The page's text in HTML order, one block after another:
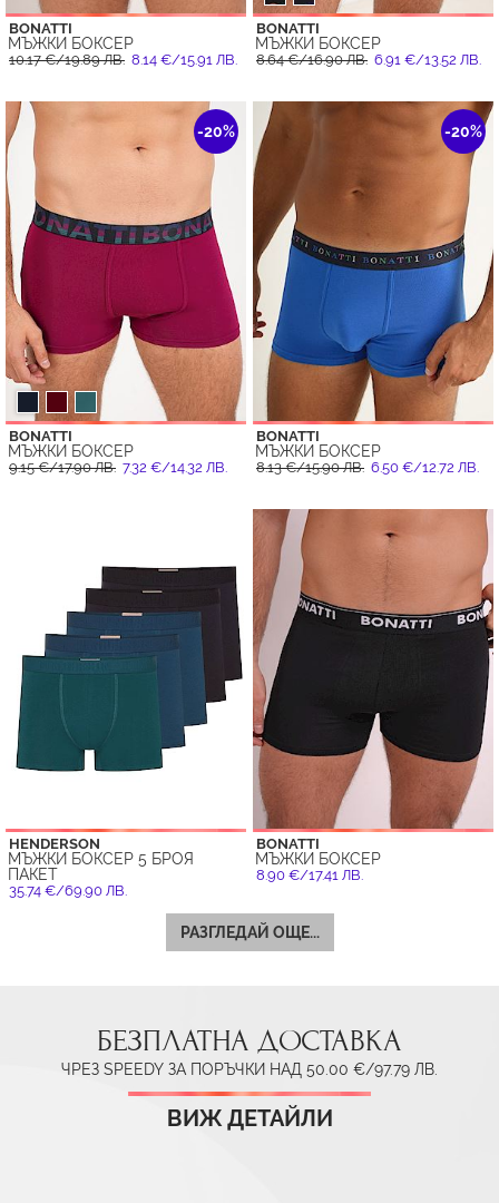
BONATTI
МЪЖКИ БОКСЕР
10.17 €/19.89 ЛВ. 8.14 €/15.91 ЛВ.
BONATTI
МЪЖКИ БОКСЕР
8.64 €/16.90 ЛВ. 6.91 €/13.52 ЛВ.
-20%
BONATTI
МЪЖКИ БОКСЕР
9.15 €/17.90 ЛВ. 7.32 €/14.32 ЛВ.
-20%
BONATTI
МЪЖКИ БОКСЕР
8.13 €/15.90 ЛВ. 6.50 €/12.72 ЛВ.
HENDERSON
МЪЖКИ БОКСЕР 5 БРОЯ
ПАКЕТ
35.74 €/69.90 ЛВ.
BONATTI
МЪЖКИ БОКСЕР
8.90 €/17.41 ЛВ.
РАЗГЛЕДАЙ ОЩЕ...
БЕЗПЛАТНА ДОСТАВКА
ЧРЕЗ SPEEDY ЗА ПОРЪЧКИ НАД 50.00 €/97.79 ЛВ.
ВИЖ ДЕТАЙЛИ